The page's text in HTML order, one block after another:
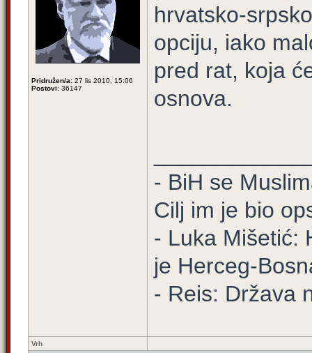
Pridružen/a: 27 lis 2010, 15:06
Postovi: 36147
hrvatsko-
opciju, iako
pred rat, koja
osnova.
- BiH se
Cilj im je bio
- Luka Mišetić:
je Herceg-
- Reis: Država
Vrh